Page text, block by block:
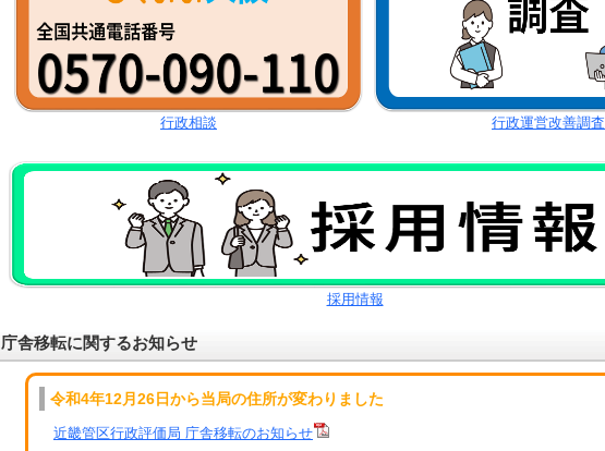
行政相談 行政運営改善調査
採用情報
庁舎移転に関するお知らせ
令和4年12月26日から当局の住所が変わりました
近畿管区行政評価局 庁舎移転のお知らせ